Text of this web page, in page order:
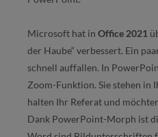
Microsoft hat in Office 2021
der Haube“ verbessert. Ein
schnell auffallen. In
Zoom-Funktion. Sie stehen in
halten Ihr Referat und
Dank PowerPoint-Morph ist